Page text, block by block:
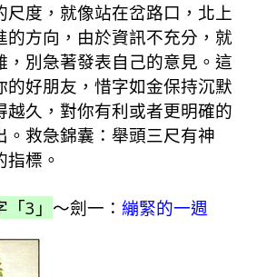
尺度，就像站在岔路口，北上
的方向，由於資訊不充分，就
，別急著發表自己的意見。這
的好朋友，惜字如金保持沉默
越久，對你有利或者更明確的
。救急錦囊：舉頭三尺有神
標。
3」 ～劍一： 繃緊的一週